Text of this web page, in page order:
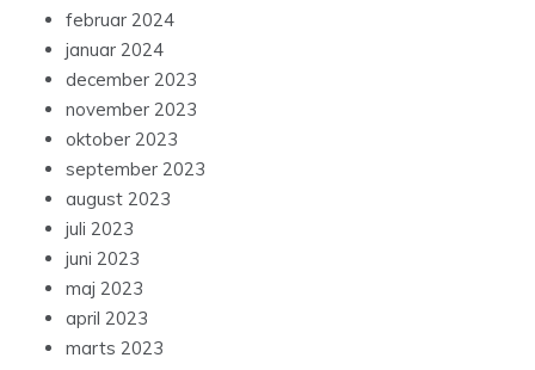
februar 2024
januar 2024
december 2023
november 2023
oktober 2023
september 2023
august 2023
juli 2023
juni 2023
maj 2023
april 2023
marts 2023